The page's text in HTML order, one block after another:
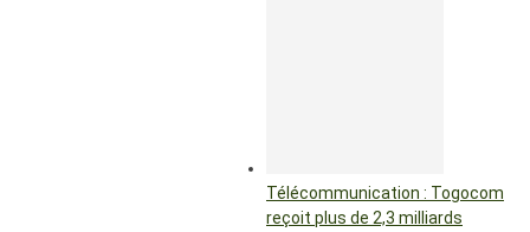
Télécommunication : Togocom
reçoit plus de 2,3 milliards